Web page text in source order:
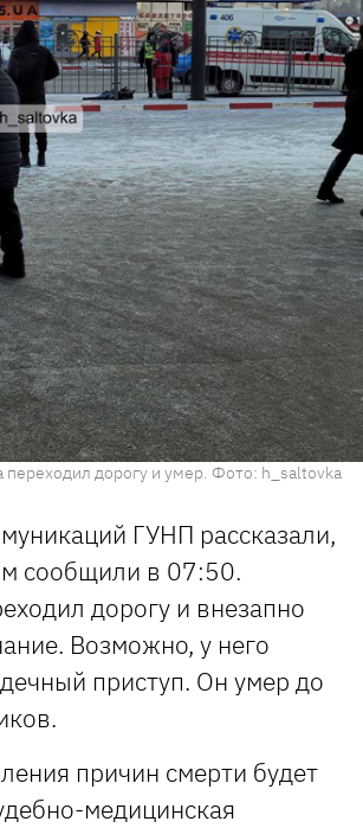
дорогу и умер. Фото: h_saltovka
ГУНП рассказали,
сообщили в 07:50.
дорогу и внезапно
Возможно, у него
приступ. Он умер до
причин смерти будет
медицинская